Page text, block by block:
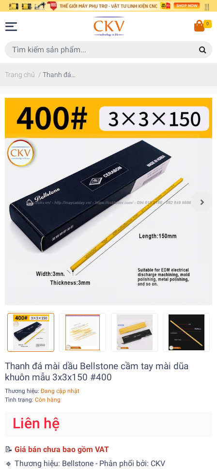
0
Trang chủ / Thanh đá...
Thanh đá mài dầu Bellstone cầm tay mài dũa
khuôn mẫu 3x3x150 #400
Thương hiệu: Đang cập nhật
Tình trạng: Còn hàng
Liên hệ
📝 Giá bán chưa bao gồm VAT
🔹 Thương hiệu: Bellstone - Phân phối bởi: CKV